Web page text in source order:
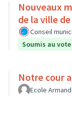
Nouveaux
de la ville
Conseil
Soumis au vote
Notre cour
Ecole